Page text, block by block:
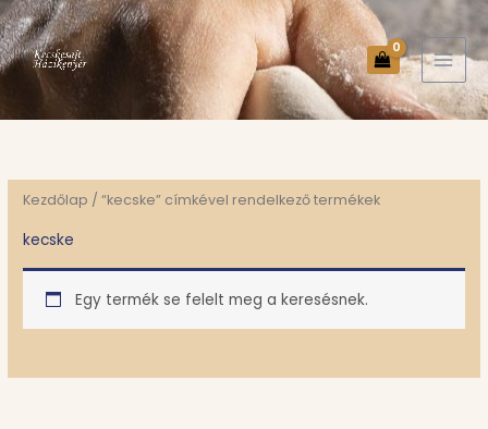
Skip
to
content
Kezdőlap / “kecske” címkével rendelkező termékek
kecske
Egy termék se felelt meg a keresésnek.